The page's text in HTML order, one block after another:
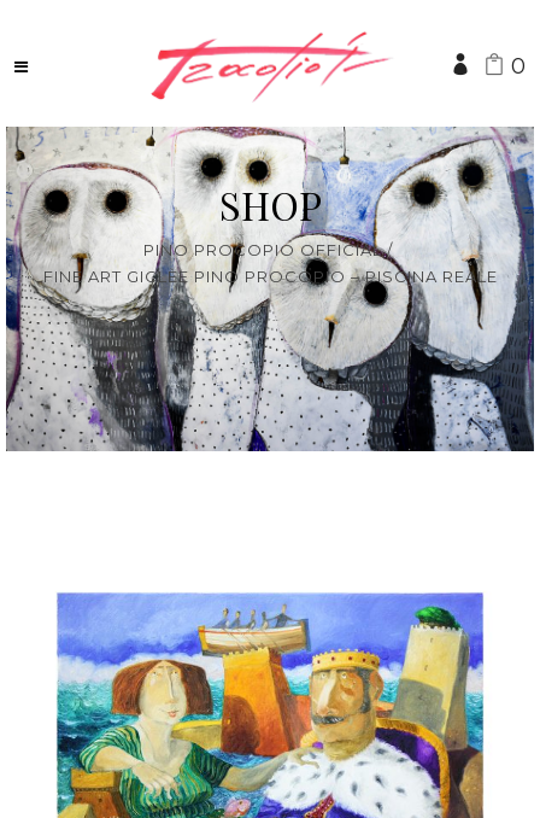
0
SHOP
PINO PROCOPIO OFFICIAL/
FINE ART GICLÈE PINO PROCOPIO – PISCINA REALE